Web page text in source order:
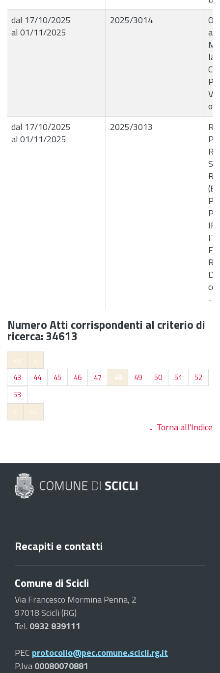
dal 17/10/2025
al 01/11/2025
2025/3014
la
dal 17/10/2025
al 01/11/2025
2025/3013
-
Numero Atti corrispondenti al criterio di
ricerca: 34613
<<
<
43
44 45 46 47 48 49 50 51
52
53
>
>>
Torna all'Indice
Recapiti e contatti
Comune di Scicli
Via Francesco Mormina Penna, 2
97018 Scicli (RG)
Tel. 0932 839111
PEC protocollo@pec.comune.scicli.rg.it
P.Iva00080070881